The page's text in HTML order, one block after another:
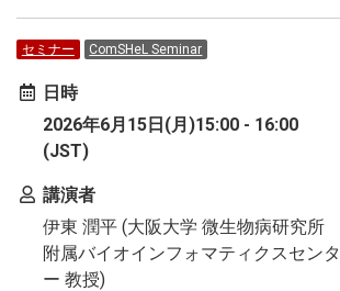
セミナー ComSHeL Seminar
日時
2026年6月15日(月)15:00 - 16:00
(JST)
講演者
伊東 潤平 (大阪大学 微生物病研究所
附属バイオインフォマティクスセンタ
ー 教授)